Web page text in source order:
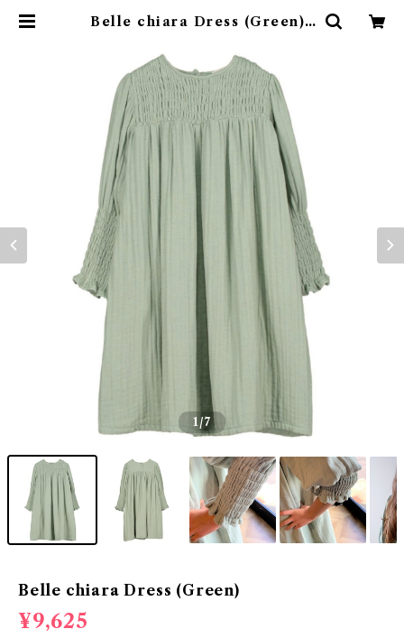
Belle chiara Dress (Green) |
1/7
Belle chiara Dress (Green)
¥9,625